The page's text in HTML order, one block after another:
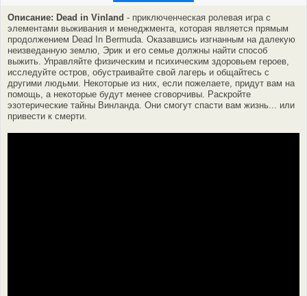
Описание: Dead in Vinland - приключенческая ролевая игра с
элементами выживания и менеджмента, которая является прямым
продолжением Dead In Bermuda. Оказавшись изгнанным на далекую
неизведанную землю, Эрик и его семье должны найти способ
выжить. Управляйте физическим и психическим здоровьем героев,
исследуйте остров, обустраивайте свой лагерь и общайтесь с
другими людьми. Некоторые из них, если пожелаете, придут вам на
помощь, а некоторые будут менее сговорчивы. Раскройте
эзотерические тайны Винланда. Они смогут спасти вам жизнь... или
привести к смерти.